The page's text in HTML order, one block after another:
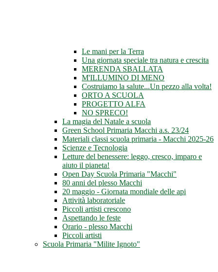
Le mani per la Terra
Una giornata speciale tra natura e crescita
MERENDA SBALLATA
M'ILLUMINO DI MENO
Costruiamo la salute...Un pezzo alla volta!
ORTO A SCUOLA
PROGETTO ALFA
NO SPRECO!
La magia del Natale a scuola
Green School Primaria Macchi a.s. 23/24
Materiali classi scuola primaria - Macchi 2025-26
Scienze e Tecnologia
Letture del benessere: leggo, cresco, imparo e
aiuto il pianeta!
Open Day Scuola Primaria "Macchi"
80 anni del plesso Macchi
20 maggio - Giornata mondiale delle api
Attività laboratoriale
Piccoli artisti crescono
Aspettando le feste
Orario - plesso Macchi
Piccoli artisti
Scuola Primaria "Milite Ignoto"